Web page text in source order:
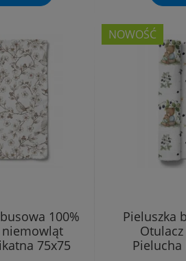
100%
75x75
Pieluszka
Pielucha
NOWOŚĆ